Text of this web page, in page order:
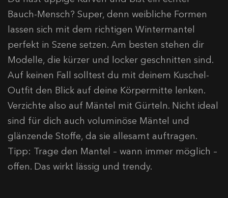
Bauch-Mensch? Super, denn weibliche Formen
lassen sich mit dem richtigen Wintermantel
perfekt in Szene setzen. Am besten stehen dir
Modelle, die kürzer und locker geschnitten sind.
Auf keinen Fall solltest du mit deinem Kuschel-
Outfit den Blick auf deine Körpermitte lenken.
Verzichte also auf Mäntel mit Gürteln. Nicht ideal
sind für dich auch voluminöse Mäntel und
glänzende Stoffe, da sie allesamt auftragen.
Tipp: Trage den Mantel – wann immer möglich –
offen. Das wirkt lässig und trendy.